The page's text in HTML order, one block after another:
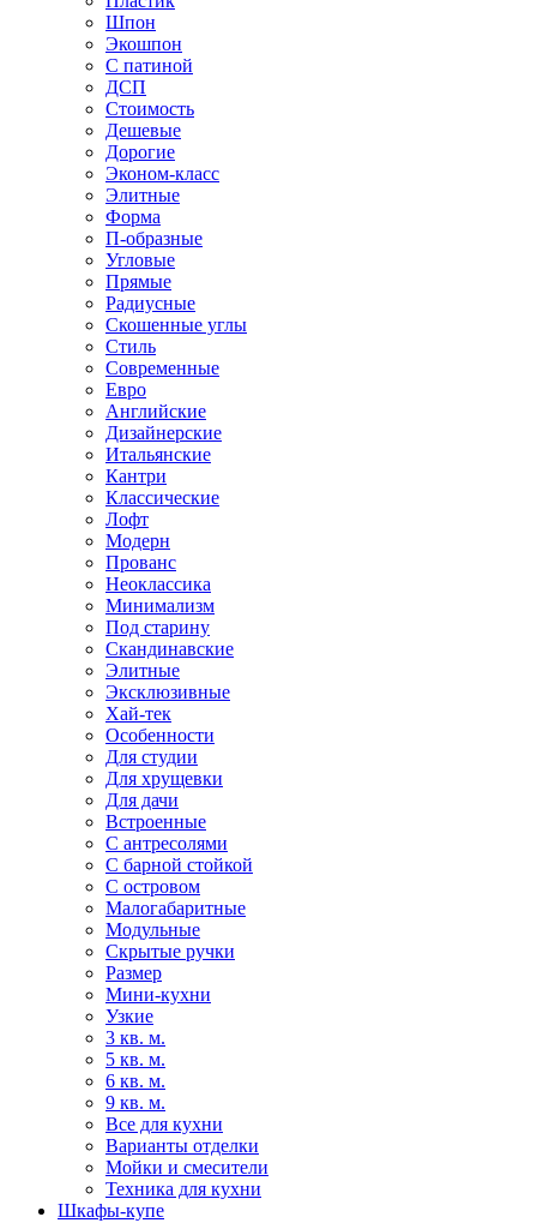
Шпон
Экошпон
С патиной
ДСП
Стоимость
Дешевые
Дорогие
Эконом-класс
Элитные
Форма
П-образные
Угловые
Прямые
Радиусные
Скошенные углы
Стиль
Современные
Евро
Английские
Дизайнерские
Итальянские
Кантри
Классические
Лофт
Модерн
Прованс
Неоклассика
Минимализм
Под старину
Скандинавские
Элитные
Эксклюзивные
Хай-тек
Особенности
Для студии
Для хрущевки
Для дачи
Встроенные
С антресолями
С барной стойкой
С островом
Малогабаритные
Модульные
Скрытые ручки
Размер
Мини-кухни
Узкие
3 кв. м.
5 кв. м.
6 кв. м.
9 кв. м.
Все для кухни
Варианты отделки
Мойки и смесители
Техника для кухни
Шкафы-купе